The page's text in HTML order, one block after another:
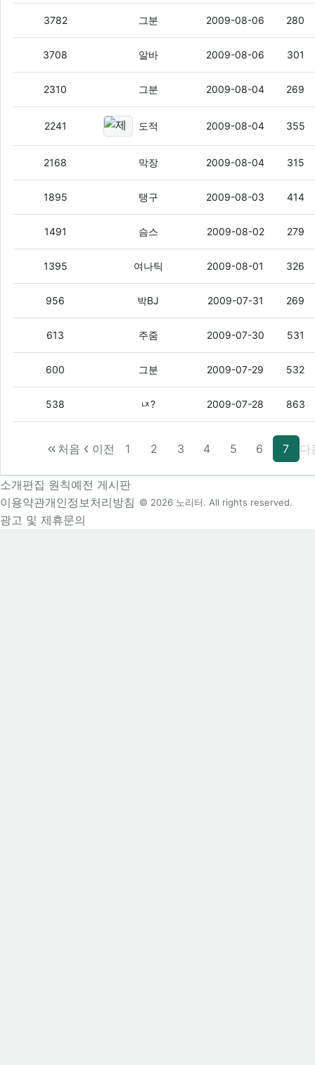
3782 내가 공지에 까지 질문하라고 올렸는데
그분 2009-08-06 280
3708 야이 배경음 하나 넣어라.(5)
알바 2009-08-06 301
2310 근데 기사같은거 막 퍼오면(3)
그분 2009-08-04 269
2241 제가 별에 관심이 많은데요 이게
도적 2009-08-04 355
2168 해충에서 왓스빈다. (1)
막장 2009-08-04 315
1895 씹덕넷이 뽐뿌를 이기려면 몇년걸리나요?
탱구 2009-08-03 414
1491 쥔장님~~(2)
슴스 2009-08-02 279
1395 여나틱 사고싶어서 그러는데요!!
여나틱 2009-08-01 326
956 궁금한게 있는데요 (6)
박BJ 2009-07-31 269
613 여기가 혹시 무릎이 닿기도전에 댓글이
주줌 2009-07-30 531
600 니들 질문 올리면 내가 진짜 친절하게 답
그분 2009-07-29 532
538 뽐뿌 홈페이지 주소가 어떻게 되나요?(2)
ㄵ? 2009-07-28 863
처음 이전 1 2 3 4 5 6 7 다
소개편집 원칙예전 게시판
이용약관개인정보처리방침
광고 및 제휴문의
© 2026 노리터. All rights reserved.